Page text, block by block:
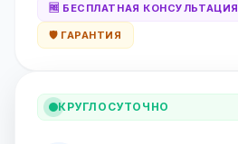
🆓 БЕСПЛАТНАЯ КОНСУЛЬТАЦИЯ
🛡️ ГАРАНТИЯ
КРУГЛОСУТОЧНО